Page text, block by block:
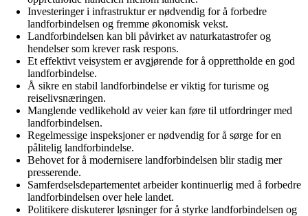
Investeringer i infrastruktur er nødvendig for å forbedre
landforbindelsen og fremme økonomisk vekst.
Landforbindelsen kan bli påvirket av naturkatastrofer og
hendelser som krever rask respons.
Et effektivt veisystem er avgjørende for å opprettholde en god
landforbindelse.
Å sikre en stabil landforbindelse er viktig for turisme og
reiselivsnæringen.
Manglende vedlikehold av veier kan føre til utfordringer med
landforbindelsen.
Regelmessige inspeksjoner er nødvendig for å sørge for en
pålitelig landforbindelse.
Behovet for å modernisere landforbindelsen blir stadig mer
presserende.
Samferdselsdepartementet arbeider kontinuerlig med å forbedre
landforbindelsen over hele landet.
Politikere diskuterer løsninger for å styrke landforbindelsen og